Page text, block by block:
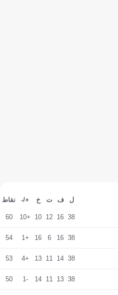
ل ف ت خ +/- نقاط
38
16
12
10
+10
60
38
16
6
16
+1
54
38
14
11
13
+4
53
38
13
11
14
-1
50